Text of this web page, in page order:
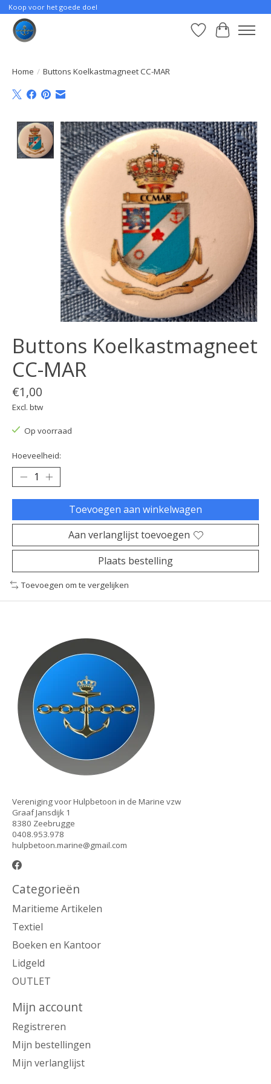
Koop voor het goede doel
Verlanglijst
Home / Buttons Koelkastmagneet CC-MAR
Product image slideshow Items
Buttons Koelkastmagneet
CC-MAR
€1,00
Excl. btw
Op voorraad
Hoeveelheid:
Toevoegen aan winkelwagen
Aan verlanglijst toevoegen
Plaats bestelling
Toevoegen om te vergelijken
Vereniging voor Hulpbetoon in de Marine vzw
Graaf Jansdijk 1
8380 Zeebrugge
0408.953.978
hulpbetoon.marine@gmail.com
Categorieën
Maritieme Artikelen
Textiel
Boeken en Kantoor
Lidgeld
OUTLET
Mijn account
Registreren
Mijn bestellingen
Mijn verlanglijst